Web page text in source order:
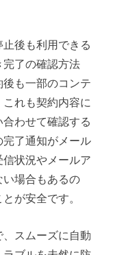
後も利用できる
完了の確認方法
も一部のコンテ
れも契約内容に
わせて確認する
了通知がメール
状況やメールア
い場合もあるの
が安全です。
スムーズに自動